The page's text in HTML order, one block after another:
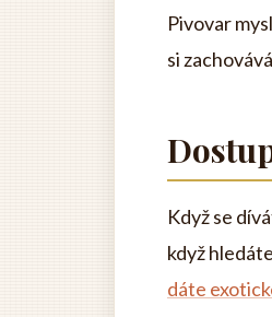
Pivovar
si
Když se
když
dáte